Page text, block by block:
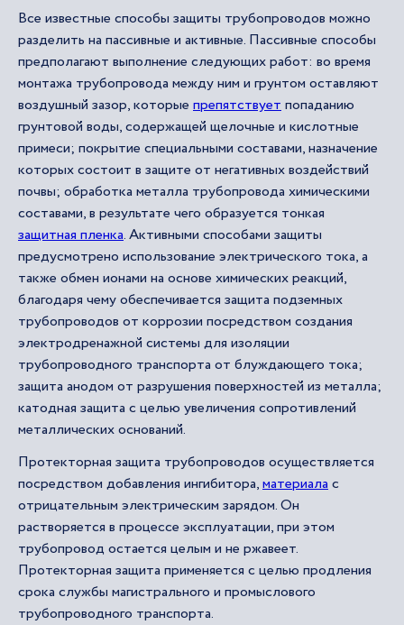
Все известные способы защиты трубопроводов можно
разделить на пассивные и активные. Пассивные способы
предполагают выполнение следующих работ: во время
монтажа трубопровода между ним и грунтом оставляют
воздушный зазор, которые препятствуетпопаданию
грунтовой воды, содержащей щелочные и кислотные
примеси; покрытие специальными составами, назначение
которых состоит в защите от негативных воздействий
почвы; обработка металла трубопровода химическими
составами, в результате чего образуется тонкая
защитная пленка. Активными способами защиты
предусмотрено использование электрического тока, а
также обмен ионами на основе химических реакций,
благодаря чему обеспечивается защита подземных
трубопроводов от коррозии посредством создания
электродренажной системы для изоляции
трубопроводного транспорта от блуждающего тока;
защита анодом от разрушения поверхностей из металла;
катодная защита с целью увеличения сопротивлений
металлических оснований.
Протекторная защита трубопроводов осуществляется
посредством добавления ингибитора,материалас
отрицательным электрическим зарядом. Он
растворяется в процессе эксплуатации, при этом
трубопровод остается целым и не ржавеет.
Протекторная защита применяется с целью продления
срока службы магистрального и промыслового
трубопроводного транспорта.